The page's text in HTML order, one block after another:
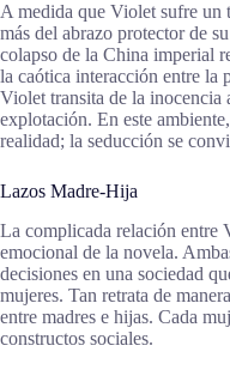
A medida que Violet sufre un
más del abrazo protector de
colapso de la China imperial
la caótica interacción entre la
Violet transita de la inocencia
explotación. En este
realidad; la seducción se
Lazos Madre-Hija
La complicada relación entre
emocional de la novela.
decisiones en una sociedad
mujeres. Tan retrata de
entre madres e hijas. Cada
constructos sociales.